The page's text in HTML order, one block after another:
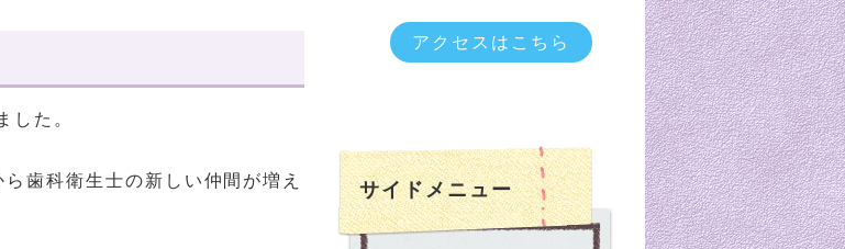
した。
歯科衛生士の新しい仲間が増え
アクセスはこちら
サイドメニュー